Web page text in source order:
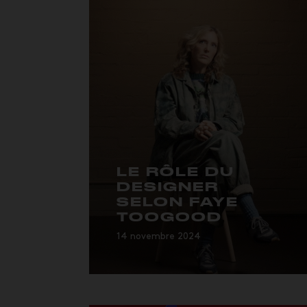
LE RÔLE DU
DESIGNER
SELON FAYE
TOOGOOD
… Si le rôle d’un designer es...
14 novembre 2024